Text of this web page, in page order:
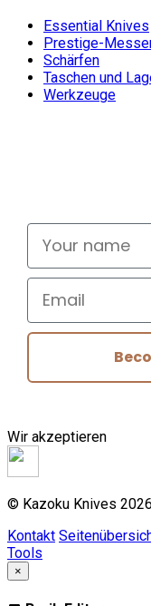
Essential Knives
Prestige-
Schärfen
Taschen und
Werkzeuge
Your name
Email
Wir akzeptieren
© Kazoku Knives
Kontakt
Tools
×